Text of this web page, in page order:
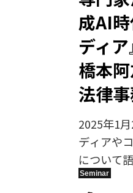
した。そ
として配
成AI
ディ
橋本
法律事
2025年1
ディアや
について
第14回目